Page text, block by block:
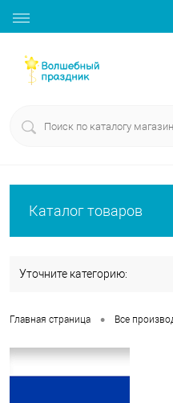
Каталог товаров
Уточните категорию:
Главная страница • Все